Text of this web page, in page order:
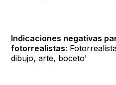
Indicaciones negativas
fotorrealistas:
dibujo, arte, boceto'